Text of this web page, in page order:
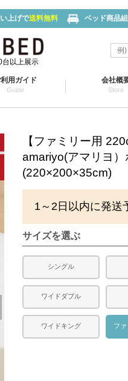
上げで送料無料 ベッド商品
台以上展示
用ガイド
Guide
会社概
Store
【ファミリー用
amariyo(アマリヨ）
(220×200×35cm)
1～2日以内に発送
サイズを選ぶ
シングル
ワイドダブル
ワイドキング フ